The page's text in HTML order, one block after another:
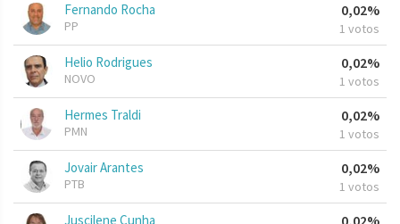
Fernando Rocha
PP
0,02%
1 votos
Helio Rodrigues
NOVO
0,02%
1 votos
Hermes Traldi
PMN
0,02%
1 votos
Jovair Arantes
PTB
0,02%
1 votos
Juscilene Cunha